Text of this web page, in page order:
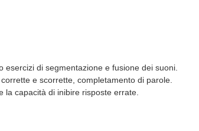
esercizi di segmentazione e fusione dei suoni.
e scorrette, completamento di parole.
la capacità di inibire risposte errate.